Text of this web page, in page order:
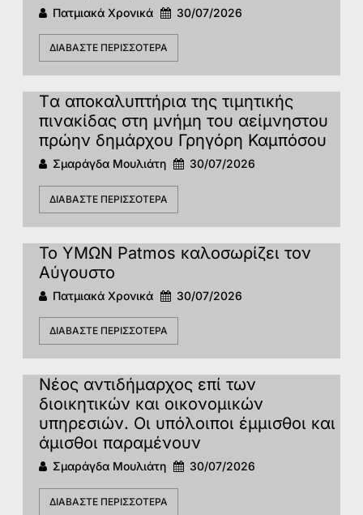
Πατμιακά Χρονικά 30/07/2026
ΔΙΑΒΆΣΤΕ ΠΕΡΙΣΣΌΤΕΡΑ
Tα αποκαλυπτήρια της τιμητικής
πινακίδας στη μνήμη του αείμνηστου
πρώην δημάρχου Γρηγόρη Καμπόσου
Σμαράγδα Μουλιάτη 30/07/2026
ΔΙΑΒΆΣΤΕ ΠΕΡΙΣΣΌΤΕΡΑ
Το ΥΜΩΝ Patmos καλοσωρίζει τον
Αύγουστο
Πατμιακά Χρονικά 30/07/2026
ΔΙΑΒΆΣΤΕ ΠΕΡΙΣΣΌΤΕΡΑ
Νέος αντιδήμαρχος επί των
διοικητικών και οικονομικών
υπηρεσιών. Οι υπόλοιποι έμμισθοι και
άμισθοι παραμένουν
Σμαράγδα Μουλιάτη 30/07/2026
ΔΙΑΒΆΣΤΕ ΠΕΡΙΣΣΌΤΕΡΑ